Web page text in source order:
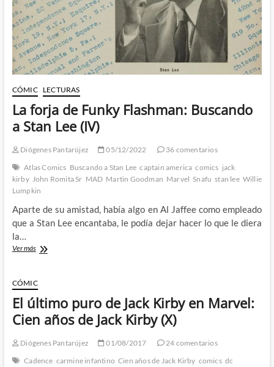
CÓMIC LECTURAS
La forja de Funky Flashman: Buscando
a Stan Lee (IV)
Diógenes Pantarújez 05/12/2022
36 comentarios
Atlas Comics Buscando a Stan Lee captain america comics jack
kirby John Romita Sr MAD Martin Goodman Marvel Snafu stan lee Willie
Lumpkin
Aparte de su amistad, había algo en Al Jaffee como empleado
que a Stan Lee encantaba, le podía dejar hacer lo que le diera
la…
Ver másLa
Funky
Flashman:
Buscando
Stan
(IV)
CÓMIC
El último puro de Jack Kirby en Marvel:
Cien años de Jack Kirby (X)
Diógenes Pantarújez 01/08/2017
24 comentarios
Cadence carmine infantino Cien años de Jack Kirby comics dc